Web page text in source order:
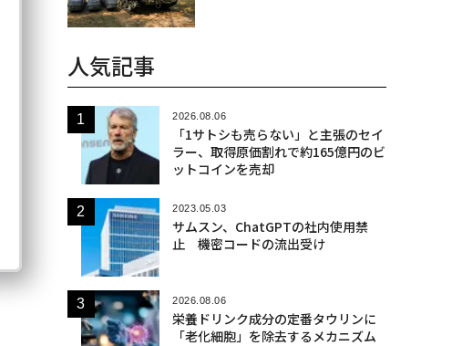
人気記事
2026.08.06
「1サトシも売らない」と主張のセイ
ラー、取得原価割れで約165億円のビ
ットコインを売却
2023.05.03
サムスン、ChatGPTの社内使用禁
止 機密コードの流出受け
2026.08.06
栄養ドリンク成分の定番タウリンに
「老化細胞」を除去するメカニズム